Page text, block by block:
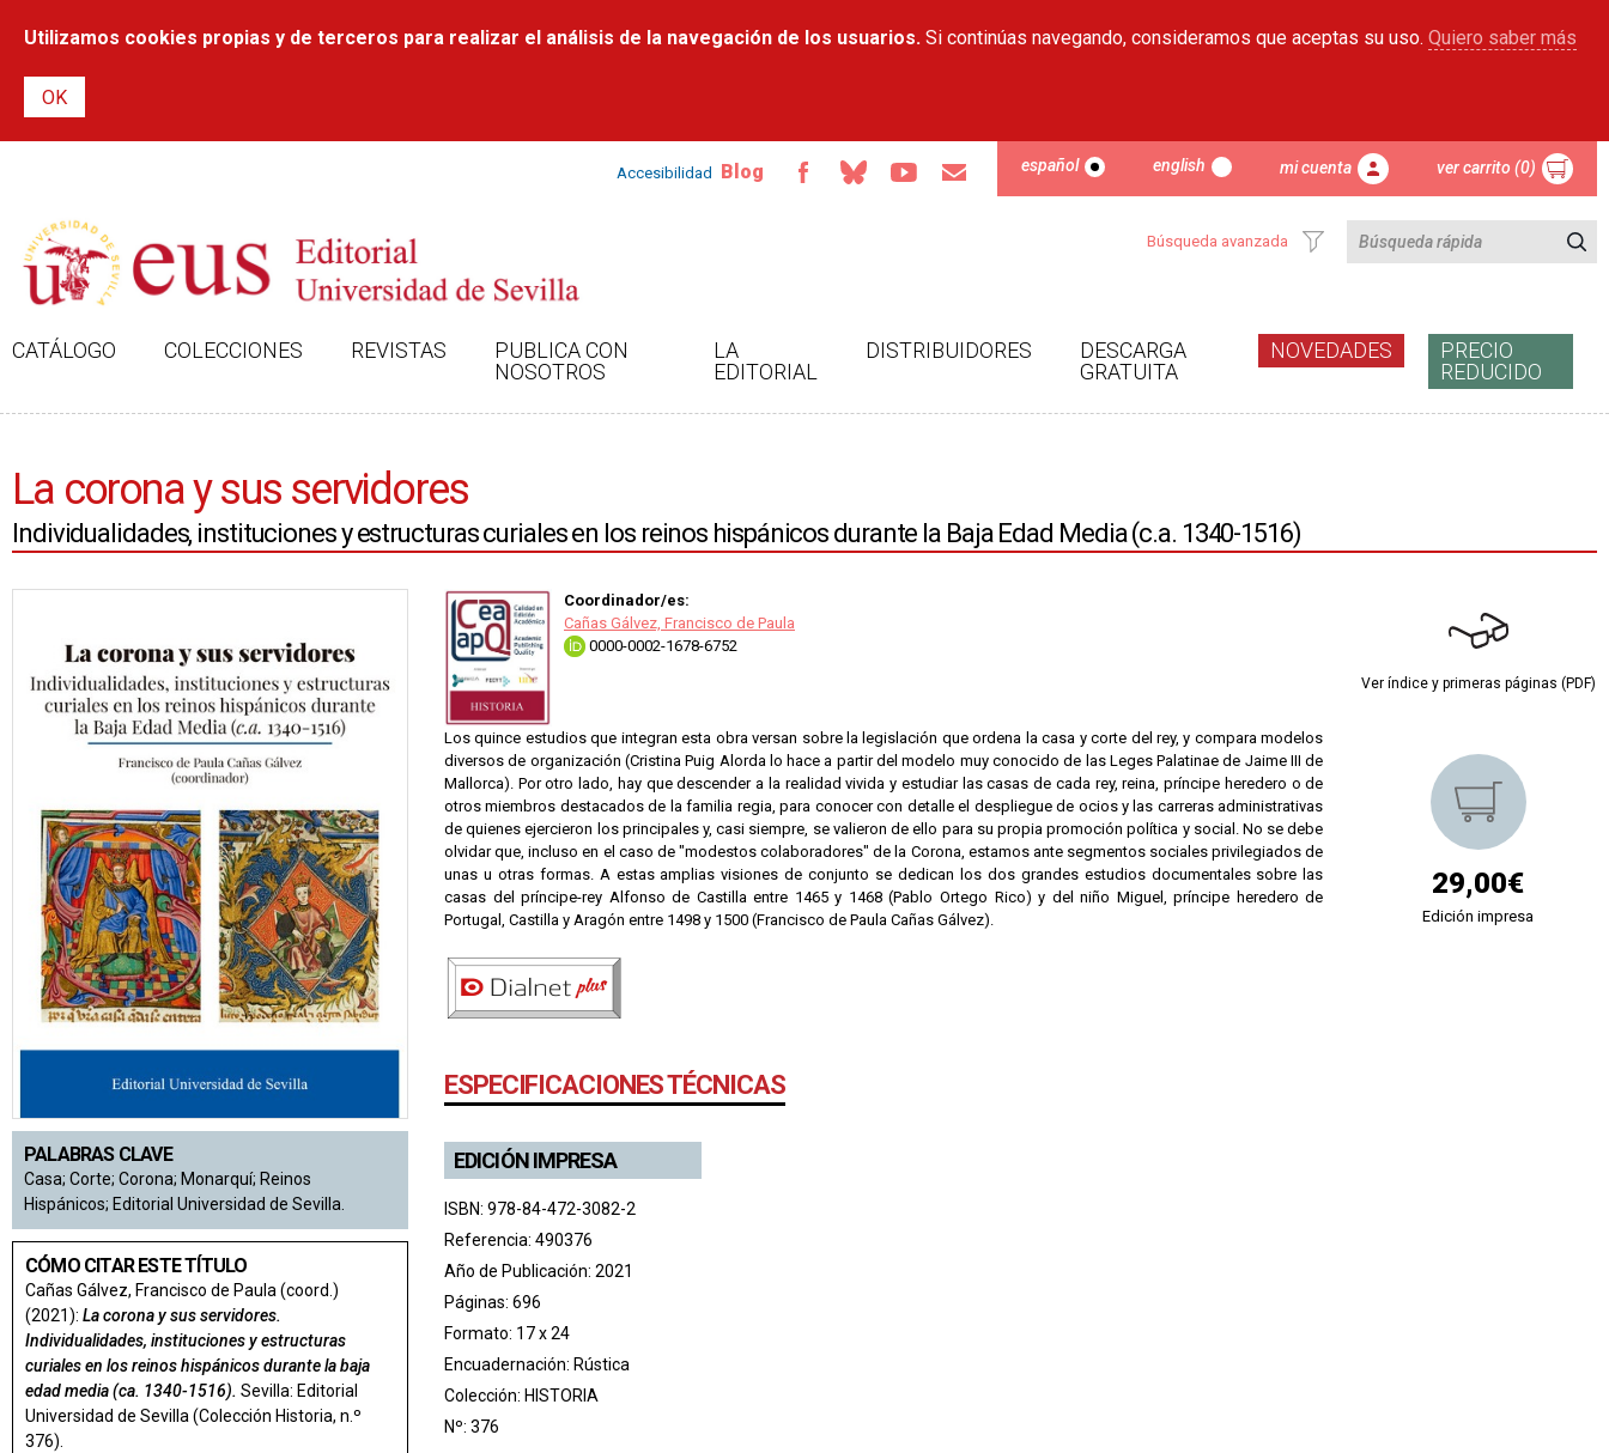
contenido
Utilizamos cookies propias y de terceros para realizar el análisis de la navegación de los usuarios. Si continúas navegando, consideramos que aceptas su uso. Quiero saber más
Accesibilidad Blog español english mi cuenta ver carrito (0)
Búsqueda avanzada
CATÁLOGO COLECCIONES REVISTAS
PUBLICA CON
NOSOTROS
LA
EDITORIAL
DISTRIBUIDORES
DESCARGA
GRATUITA
NOVEDADES
PRECIO
REDUCIDO
La corona y sus servidores
Individualidades, instituciones y estructuras curiales en los reinos hispánicos durante la Baja Edad Media (c.a. 1340-1516)
PALABRAS CLAVE
Casa; Corte; Corona; Monarquí; Reinos
Hispánicos; Editorial Universidad de Sevilla.
CÓMO CITAR ESTE TÍTULO
Cañas Gálvez, Francisco de Paula (coord.)
(2021): La corona y sus servidores.
Individualidades, instituciones y estructuras
curiales en los reinos hispánicos durante la baja
edad media (ca. 1340-1516). Sevilla: Editorial
Universidad de Sevilla (Colección Historia, n.º
376).
Coordinador/es:
Cañas Gálvez, Francisco de Paula
0000-0002-1678-6752
Los quince estudios que integran esta obra versan sobre la legislación que ordena la casa y corte del rey, y compara modelos
diversos de organización (Cristina Puig Alorda lo hace a partir del modelo muy conocido de las Leges Palatinae de Jaime III de
Mallorca). Por otro lado, hay que descender a la realidad vivida y estudiar las casas de cada rey, reina, príncipe heredero o de
otros miembros destacados de la familia regia, para conocer con detalle el despliegue de ocios y las carreras administrativas
de quienes ejercieron los principales y, casi siempre, se valieron de ello para su propia promoción política y social. No se debe
olvidar que, incluso en el caso de "modestos colaboradores" de la Corona, estamos ante segmentos sociales privilegiados de
unas u otras formas. A estas amplias visiones de conjunto se dedican los dos grandes estudios documentales sobre las
casas del príncipe-rey Alfonso de Castilla entre 1465 y 1468 (Pablo Ortego Rico) y del niño Miguel, príncipe heredero de
Portugal, Castilla y Aragón entre 1498 y 1500 (Francisco de Paula Cañas Gálvez).
ESPECIFICACIONES TÉCNICAS
EDICIÓN IMPRESA
ISBN: 978-84-472-3082-2
Referencia: 490376
Año de Publicación: 2021
Páginas: 696
Formato: 17 x 24
Encuadernación: Rústica
Colección: HISTORIA
Nº: 376
Ver índice y primeras páginas (PDF)
29,00€
Edición impresa